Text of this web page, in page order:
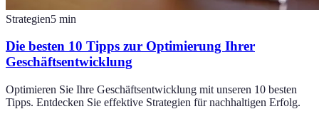
Strategien5 min
Die besten 10 Tipps zur Optimierung Ihrer
Geschäftsentwicklung
Optimieren Sie Ihre Geschäftsentwicklung mit unseren 10 besten
Tipps. Entdecken Sie effektive Strategien für nachhaltigen Erfolg.